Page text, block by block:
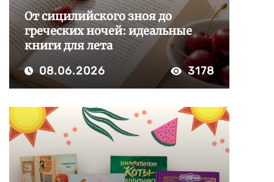
От сицилийского зноя до
греческих ночей: идеальные
книги для лета
08.06.2026 3178